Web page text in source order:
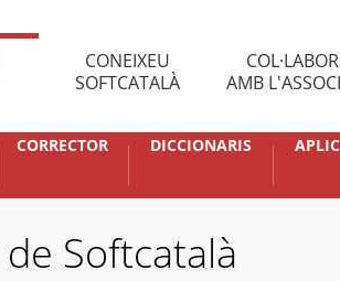
CONEIXEU
SOFTCATALÀ
AMB
CORRECTOR DICCIONARIS
Softcatalà